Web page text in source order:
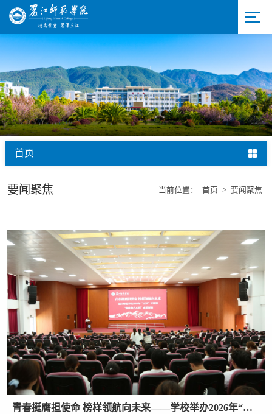
首页
要闻聚焦 当前位置： 首页 > 要闻聚焦
青春挺膺担使命 榜样领航向未来——学校举办2026年“五四”评优暨第五届“张桂梅-榜样的力量”校园艺术周成果展演